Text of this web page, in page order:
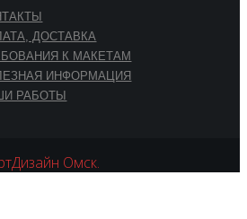
ДОСТАВКА
К МАКЕТАМ
ИНФОРМАЦИЯ
РАБОТЫ
Омск.